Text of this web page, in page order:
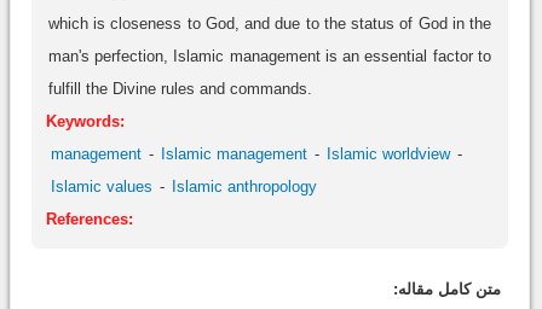
which is closeness to God, and due to the status of God in the
man's perfection, Islamic management is an essential factor to
fulfill the Divine rules and commands.
Keywords:
management
Islamic management
Islamic worldview
Islamic values
Islamic anthropology
References:
متن کامل مقاله: